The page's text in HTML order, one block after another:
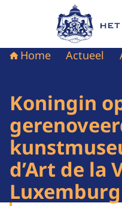
Naar de
Home Actueel
Koningin
d’Art de la
Luxemburg